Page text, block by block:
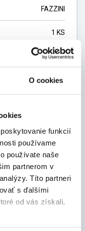
O cookies
funkcií
používame
používate naše
partnerom v
Títo partneri
s ďalšími
od vás získali,
FAZZINI
1 KS
Skladom 5 ks